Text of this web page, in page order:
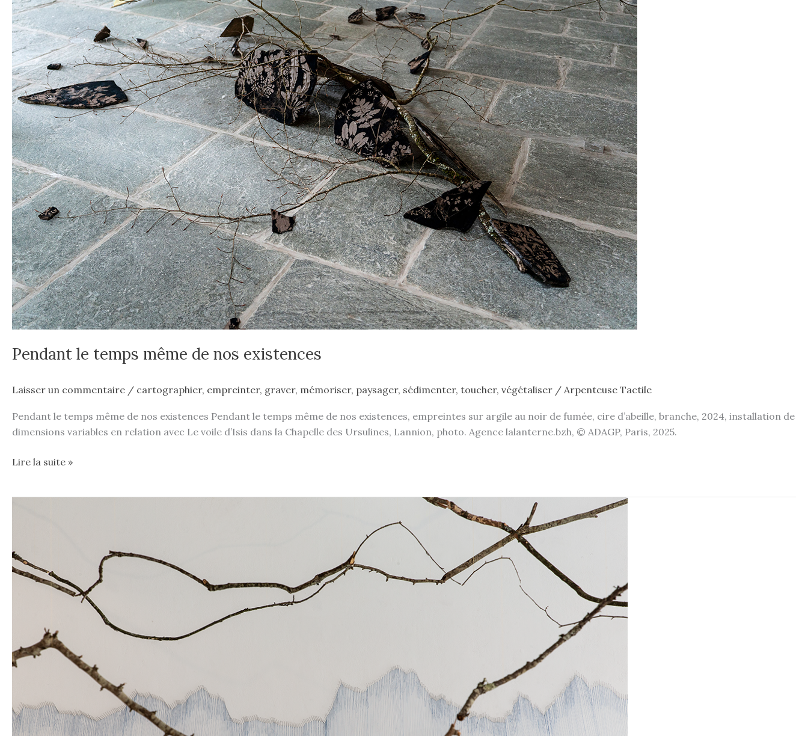
Pendant le temps même de nos existences
Laisser un commentaire / cartographier, empreinter, graver, mémoriser, paysager, sédimenter, toucher, végétaliser / Arpenteuse Tactile
Pendant le temps même de nos existences Pendant le temps même de nos existences, empreintes sur argile au noir de fumée, cire d’abeille, branche, 2024, installation de
dimensions variables en relation avec Le voile d’Isis dans la Chapelle des Ursulines, Lannion, photo. Agence lalanterne.bzh, © ADAGP, Paris, 2025.
Lire la suite »